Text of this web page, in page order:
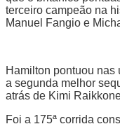
terceiro campeão na
Manuel Fangio e
Hamilton pontuou nas
a segunda melhor
atrás de Kimi
Foi a 175ª corrida